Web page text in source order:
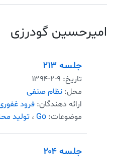
امیرحسین گودرزی
جلسه ۲۱۳
تاریخ: ۱۳۹۴-۲-۹
محل: نظام صنفی
ارائه دهندگان: فرود
موضوعات: Go ، تولید
جلسه ۲۰۴